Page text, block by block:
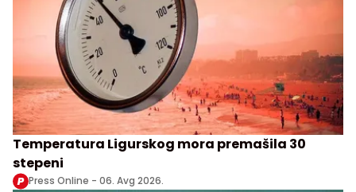
Temperatura Ligurskog mora premašila 30
stepeni
Press Online - 06. Avg 2026.